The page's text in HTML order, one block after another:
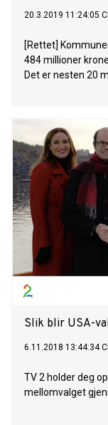
20.3.2019 11:24:05
[Rettet]
484 millioner
Det er nesten 20
Slik blir USA-
6.11.2018 13:44:34
TV 2 holder deg
mellomvalget